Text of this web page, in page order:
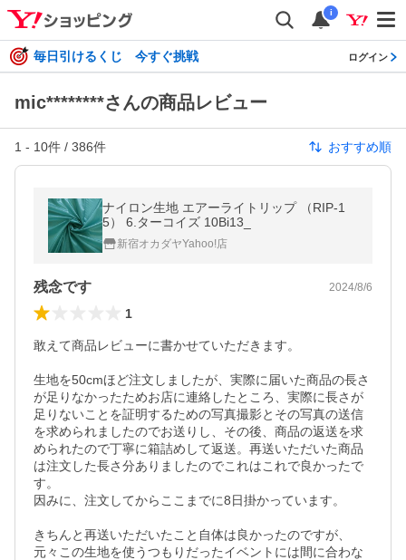
i
毎日引けるくじ 今すぐ挑戦 ログイン
mic********さんの商品レビュー
1 - 10件 / 386件 おすすめ順
ナイロン生地 エアーライトリップ （RIP-1
5） 6.ターコイズ 10Bi13_
新宿オカダヤYahoo!店
残念です 2024/8/6
1
敢えて商品レビューに書かせていただきます。
生地を50cmほど注文しましたが、実際に届いた商品の長さ
が足りなかったためお店に連絡したところ、実際に長さが
足りないことを証明するための写真撮影とその写真の送信
を求められましたのでお送りし、その後、商品の返送を求
められたので丁寧に箱詰めして返送。再送いただいた商品
は注文した長さ分ありましたのでこれはこれで良かったで
す。
因みに、注文してからここまでに8日掛かっています。
きちんと再送いただいたこと自体は良かったのですが、
元々この生地を使うつもりだったイベントには間に合わな